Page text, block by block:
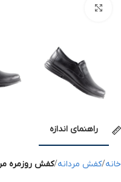
راهنمای اندازه
خانه کفش مردانه کفش روزمره